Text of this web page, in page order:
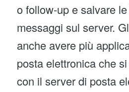
o follow-up e salvare
messaggi sul server.
anche avere più
posta elettronica che
con il server di posta